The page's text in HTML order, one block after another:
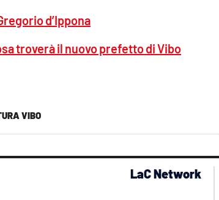
VIBO
d’Ippona
troverà il nuovo prefetto di Vibo
LaC Network